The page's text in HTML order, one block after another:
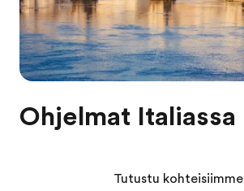
Liity joukkoomme
Ohjelmat Italiassa
Tutustu kohteisiimme